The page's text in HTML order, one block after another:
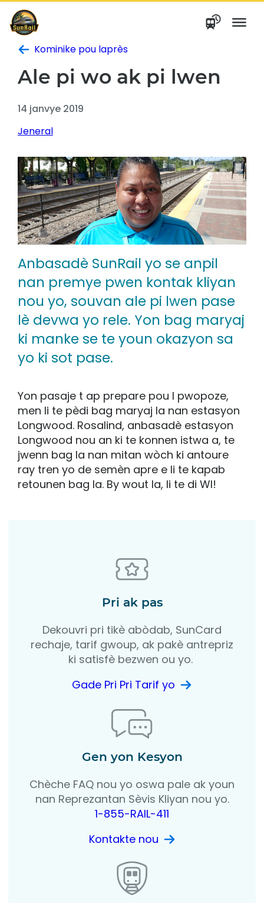
Ale
nan
kontni
Kominike pou laprès
Ale pi wo ak pi lwen
14 janvye 2019
Jeneral
Anbasadè SunRail yo se anpil
nan premye pwen kontak kliyan
nou yo, souvan ale pi lwen pase
lè devwa yo rele. Yon bag maryaj
ki manke se te youn okazyon sa
yo ki sot pase.
Yon pasaje t ap prepare pou l pwopoze,
men li te pèdi bag maryaj la nan estasyon
Longwood. Rosalind, anbasadè estasyon
Longwood nou an ki te konnen istwa a, te
jwenn bag la nan mitan wòch ki antoure
ray tren yo de semèn apre e li te kapab
retounen bag la. By wout la, li te di WI!
Pri ak pas
Dekouvri pri tikè abòdab, SunCard
rechaje, tarif gwoup, ak pakè antrepriz
ki satisfè bezwen ou yo.
Gade Pri Pri Tarif yo
Gen yon Kesyon
Chèche FAQ nou yo oswa pale ak youn
nan Reprezantan Sèvis Kliyan nou yo.
1-855-RAIL-411
Kontakte nou